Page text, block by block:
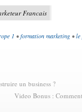
Francais
1 •formation marketing •le
un business ?
Video Bonus :